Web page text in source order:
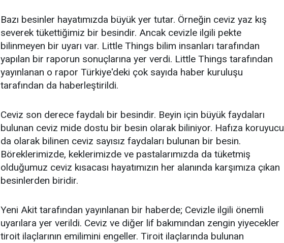
Bazı besinler hayatımızda büyük yer tutar. Örneğin ceviz yaz kış
severek tükettiğimiz bir besindir. Ancak cevizle ilgili pekte
bilinmeyen bir uyarı var. Little Things bilim insanları tarafından
yapılan bir raporun sonuçlarına yer verdi. Little Things tarafından
yayınlanan o rapor Türkiye'deki çok sayıda haber kuruluşu
tarafından da haberleştirildi.
Ceviz son derece faydalı bir besindir. Beyin için büyük faydaları
bulunan ceviz mide dostu bir besin olarak biliniyor. Hafıza koruyucu
da olarak bilinen ceviz sayısız faydaları bulunan bir besin.
Böreklerimizde, keklerimizde ve pastalarımızda da tüketmiş
olduğumuz ceviz kısacası hayatımızın her alanında karşımıza çıkan
besinlerden biridir.
Yeni Akit tarafından yayınlanan bir haberde; Cevizle ilgili önemli
uyarılara yer verildi. Ceviz ve diğer lif bakımından zengin yiyecekler
tiroit ilaçlarının emilimini engeller. Tiroit ilaçlarında bulunan